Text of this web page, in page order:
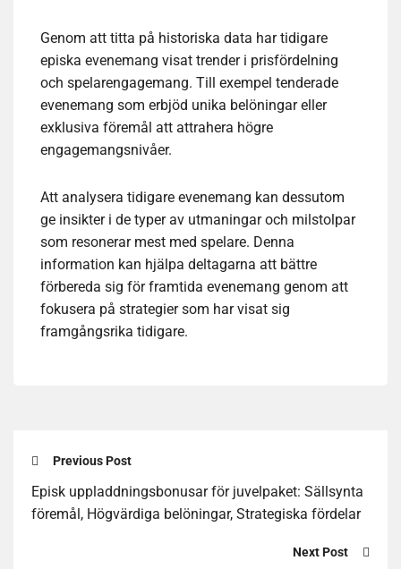
Genom att titta på historiska data har tidigare
episka evenemang visat trender i prisfördelning
och spelarengagemang. Till exempel tenderade
evenemang som erbjöd unika belöningar eller
exklusiva föremål att attrahera högre
engagemangsnivåer.
Att analysera tidigare evenemang kan dessutom
ge insikter i de typer av utmaningar och milstolpar
som resonerar mest med spelare. Denna
information kan hjälpa deltagarna att bättre
förbereda sig för framtida evenemang genom att
fokusera på strategier som har visat sig
framgångsrika tidigare.
Previous Post
Episk uppladdningsbonusar för juvelpaket: Sällsynta
föremål, Högvärdiga belöningar, Strategiska fördelar
Next Post